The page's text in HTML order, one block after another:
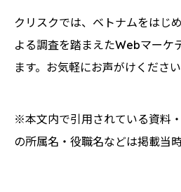
クリスクでは、ベトナムをはじ
よる調査を踏まえたWebマーケ
ます。お気軽にお声がけください
※本文内で引用されている資料
の所属名・役職名などは掲載当時